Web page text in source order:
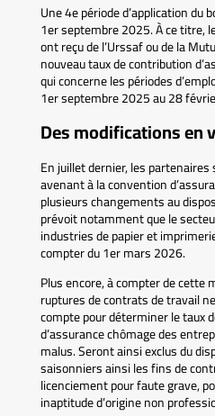
Une 4e période d’application du
1er septembre 2025. À ce titre,
ont reçu de l’Urssaf ou de la
nouveau taux de contribution
qui concerne les périodes
1er septembre 2025 au 28
Des modifications en
En juillet dernier, les
avenant à la convention
plusieurs changements au
prévoit notamment que le
industries de papier et
compter du 1er mars 2026.
Plus encore, à compter de cette
ruptures de contrats de travail
compte pour déterminer le taux
d’assurance chômage des
malus. Seront ainsi exclus du
saisonniers ainsi les fins de
licenciement pour faute grave,
inaptitude d’origine non